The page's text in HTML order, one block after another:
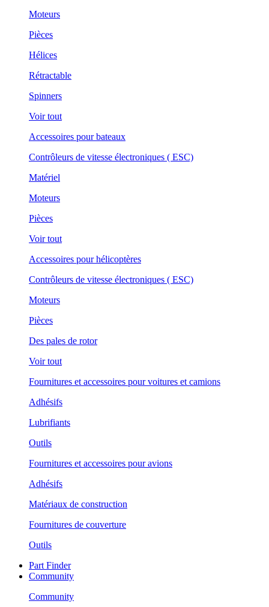
Moteurs
Pièces
Hélices
Rétractable
Spinners
Voir tout
Accessoires pour bateaux
Contrôleurs de vitesse électroniques ( ESC)
Matériel
Moteurs
Pièces
Voir tout
Accessoires pour hélicoptères
Contrôleurs de vitesse électroniques ( ESC)
Moteurs
Pièces
Des pales de rotor
Voir tout
Fournitures et accessoires pour voitures et camions
Adhésifs
Lubrifiants
Outils
Fournitures et accessoires pour avions
Adhésifs
Matériaux de construction
Fournitures de couverture
Outils
Part Finder
Community
Community